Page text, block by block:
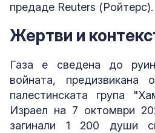
предаде Reuters (Ройтерс).
Жертви и
Газа е сведена до
войната, предизвикана
палестинската група
Израел на 7 октомври
загинали 1 200 души